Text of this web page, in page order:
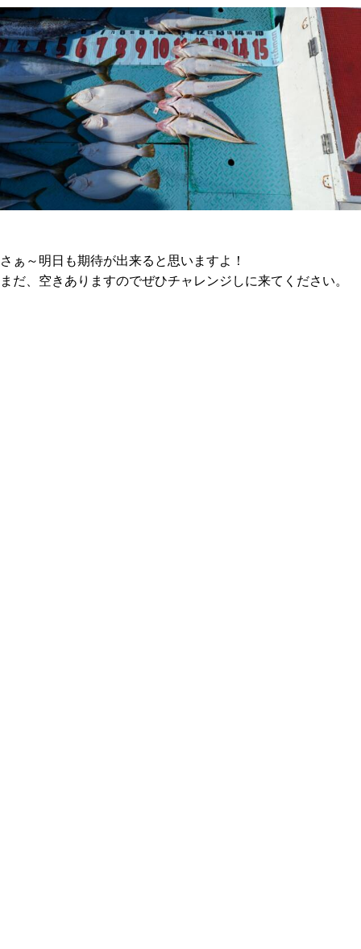
さぁ～明日も期待が出来ると思いますよ！
まだ、空きありますのでぜひチャレンジしに来てください。